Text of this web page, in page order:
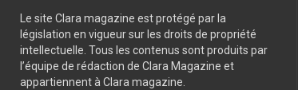
Le site Clara magazine est protégé par la
législation en vigueur sur les droits de propriété
intellectuelle. Tous les contenus sont produits par
l’équipe de rédaction de Clara Magazine et
appartiennent à Clara magazine.